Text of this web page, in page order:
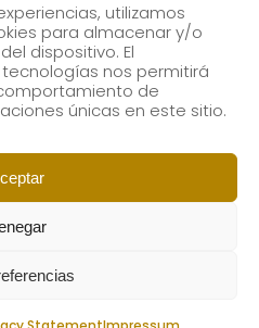
utilizamos
para almacenar y/o
dispositivo. El
nos permitirá
de
únicas en este sitio.
to receive our news by